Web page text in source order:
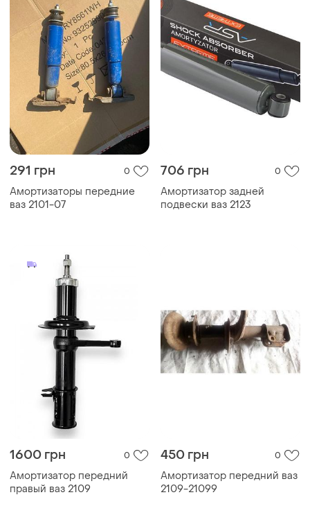
291 грн 0
Амортизаторы передние
ваз 2101-07
706 грн 0
Амортизатор задней
подвески ваз 2123
1600 грн 0
Амортизатор передний
правый ваз 2109
450 грн 0
Амортизатор передний ваз
2109-21099